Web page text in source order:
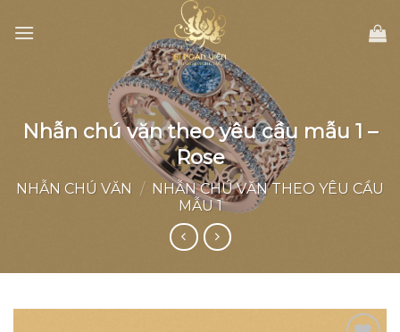
Nhẫn chú văn theo yêu cầu mẫu 1 –
Rose
NHẪN CHÚ VĂN /
NHẪN CHÚ VĂN THEO YÊU CẦU
MẪU 1